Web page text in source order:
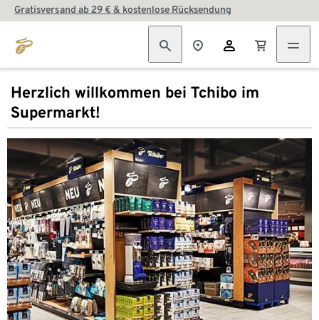
Gratisversand ab 29 € & kostenlose Rücksendung
Herzlich willkommen bei Tchibo im
Supermarkt!